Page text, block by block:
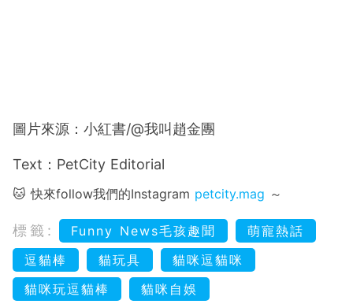
圖片來源：小紅書/@我叫趙金團
Text：PetCity Editorial
🐱 快來follow我們的Instagram petcity.mag ～
標籤: Funny News毛孩趣聞
萌寵熱話
逗貓棒
貓玩具
貓咪逗貓咪
貓咪玩逗貓棒
貓咪自娛